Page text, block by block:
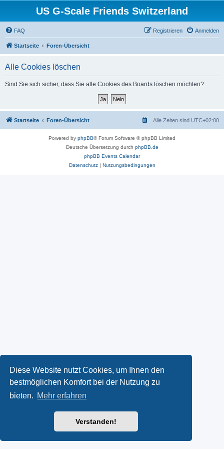
Diese Website nutzt Cookies, um Ihnen den
bestmöglichen Komfort bei der Nutzung zu
bieten. Mehr erfahren
Verstanden!
US G-Scale Friends Switzerland
FAQ Anmelden
Registrieren
Startseite Foren-Übersicht
Alle Cookies löschen
Sind Sie sich sicher, dass Sie alle Cookies des Boards löschen möchten?
Startseite Foren-Übersicht Alle Zeiten sind UTC+02:00
Powered by phpBB® Forum Software © phpBB Limited
Deutsche Übersetzung durch phpBB.de
phpBB Events Calendar
Datenschutz| Nutzungsbedingungen